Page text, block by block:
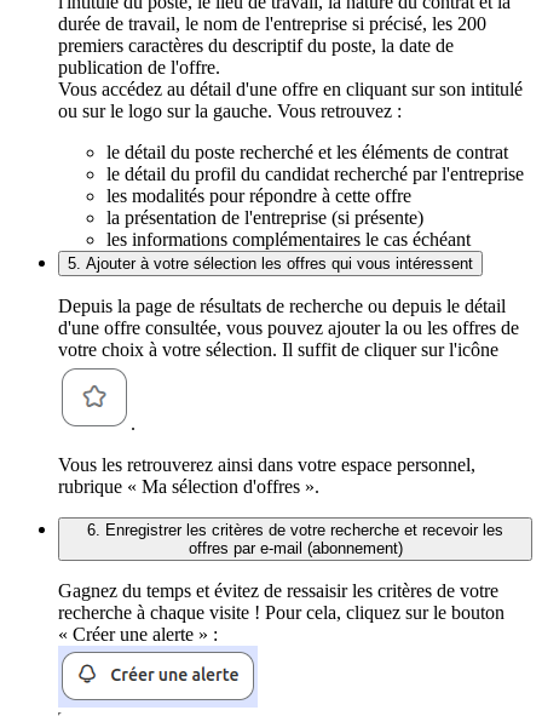
durée de travail, le nom de l'entreprise si précisé, les 200
premiers caractères du descriptif du poste, la date de
publication de l'offre.
Vous accédez au détail d'une offre en cliquant sur son intitulé
ou sur le logo sur la gauche. Vous retrouvez :
le détail du poste recherché et les éléments de contrat
le détail du profil du candidat recherché par l'entreprise
les modalités pour répondre à cette offre
la présentation de l'entreprise (si présente)
les informations complémentaires le cas échéant
5. Ajouter à votre sélection les offres qui vous intéressent
Depuis la page de résultats de recherche ou depuis le détail
d'une offre consultée, vous pouvez ajouter la ou les offres de
votre choix à votre sélection. Il suffit de cliquer sur l'icône
.
Vous les retrouverez ainsi dans votre espace personnel,
rubrique « Ma sélection d'offres ».
6. Enregistrer les critères de votre recherche et recevoir les
offres par e-mail (abonnement)
Gagnez du temps et évitez de ressaisir les critères de votre
recherche à chaque visite ! Pour cela, cliquez sur le bouton
« Créer une alerte » :